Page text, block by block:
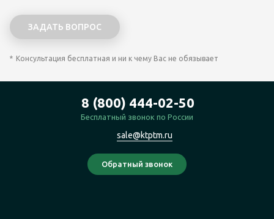
Консультация бесплатная и ни к чему Вас не обязывает
8 (800) 444-02-50
Бесплатный звонок по России
sale@ktptm.ru